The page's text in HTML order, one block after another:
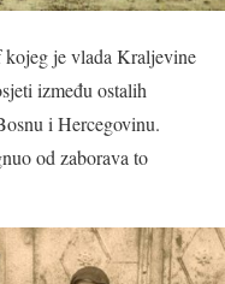
je vlada Kraljevine
između ostalih
i Hercegovinu.
od zaborava to